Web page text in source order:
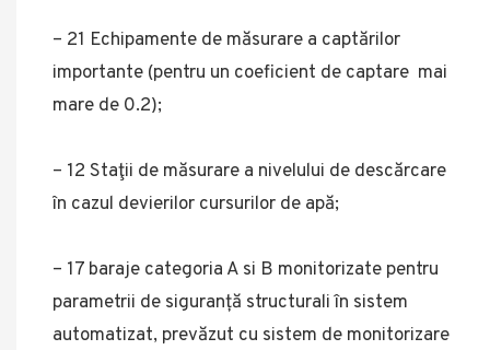
– 21 Echipamente de măsurare a captărilor
importante (pentru un coeficient de captare mai
mare de 0.2);
– 12 Staţii de măsurare a nivelului de descărcare
în cazul devierilor cursurilor de apă;
– 17 baraje categoria A si B monitorizate pentru
parametrii de siguranță structurali în sistem
automatizat, prevăzut cu sistem de monitorizare